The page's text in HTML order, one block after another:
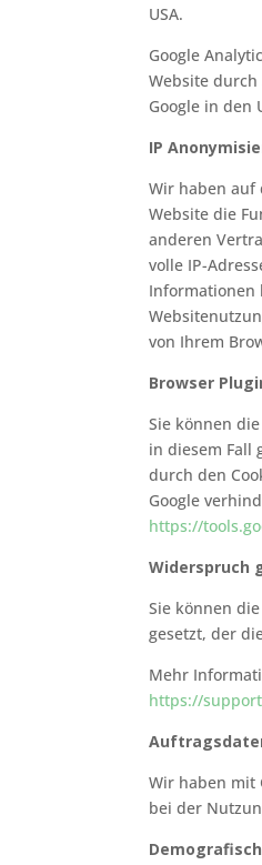
USA.
Google
Website
Google in den
IP
Wir haben auf
Website die
anderen
volle IP-
Informationen
von Ihrem
Browser
Sie können
in diesem Fall
durch den
Google
https://
Widerspruch
Sie können
gesetzt, der
Mehr
https://
Wir haben mit
bei der